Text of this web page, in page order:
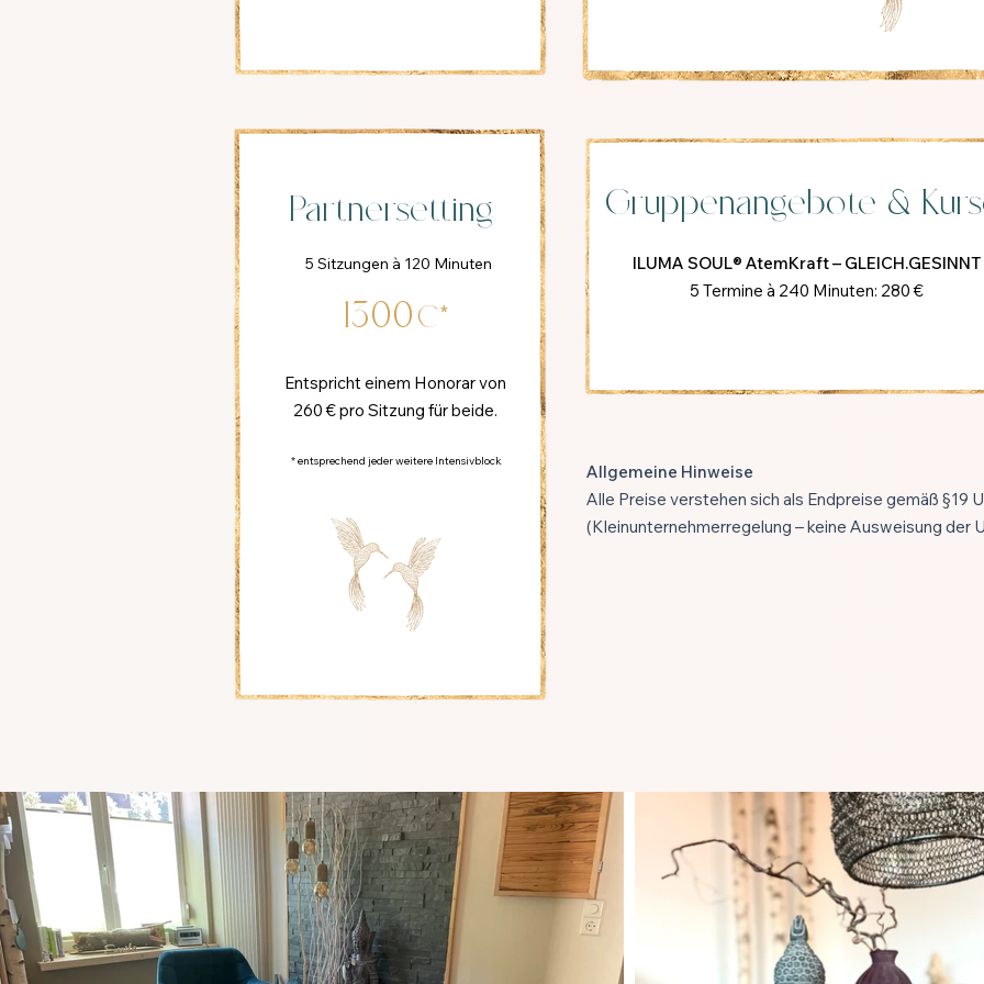
Partnersetting
5 Sitzungen à 120 Minuten
1300€*
Entspricht einem Honorar von
260 € pro Sitzung für beide.
* entsprechend jeder weitere Intensivblock
ILUMA SOUL® AtemKraft – GLEICH.GESINNT
5 Termine à 240 Minuten: 280 €
Gruppenangebote &
Allgemeine Hinweise
Alle Preise verstehen sich als Endpreise gemäß §19
(Kleinunternehmerregelung – keine Ausweisung der